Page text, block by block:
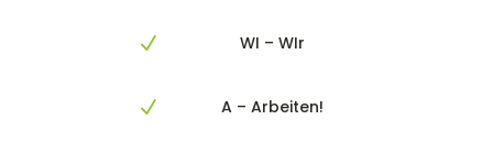
N WI – WIr
N A – Arbeiten!